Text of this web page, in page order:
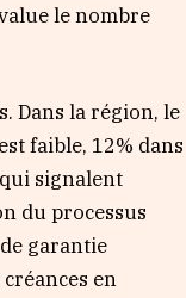
le nombre
Dans la région, le
faible, 12% dans
signalent
du processus
garantie
en